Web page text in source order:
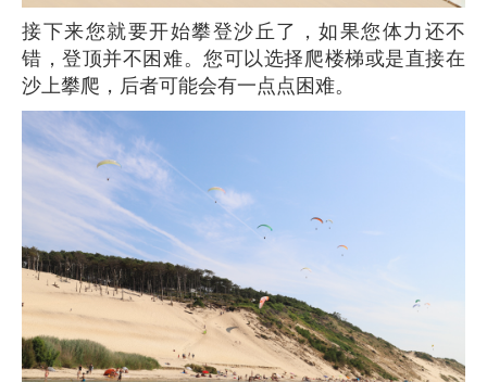
接下来您就要开始攀登沙丘了，如果您体力还不
错，登顶并不困难。您可以选择爬楼梯或是直接在
沙上攀爬，后者可能会有一点点困难。